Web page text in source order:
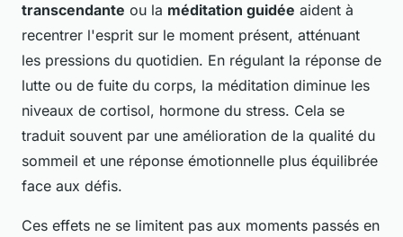
transcendante ou la méditation guidée aident à
recentrer l'esprit sur le moment présent, atténuant
les pressions du quotidien. En régulant la réponse de
lutte ou de fuite du corps, la méditation diminue les
niveaux de cortisol, hormone du stress. Cela se
traduit souvent par une amélioration de la qualité du
sommeil et une réponse émotionnelle plus équilibrée
face aux défis.
Ces effets ne se limitent pas aux moments passés en